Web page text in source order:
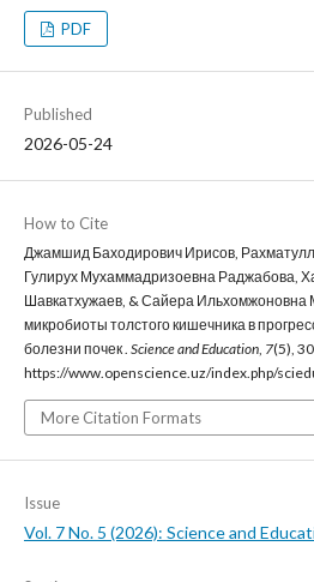
PDF
Published
2026-05-24
How to Cite
Джамшид Баходирович Ирисов,
Гулирух Мухаммадризоевна Раджабова,
Шавкатхужаев, & Сайера Ильхомжоновна
микробиоты толстого кишечника в
болезни почек . Science and Education, 7(5),
https://www.openscience.uz/index.php/
More Citation Formats
Issue
Vol. 7 No. 5 (2026): Science and